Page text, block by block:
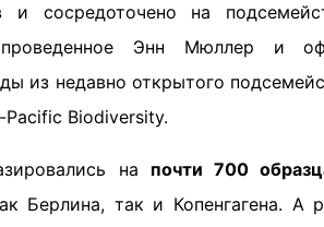
и сосредоточено на
Энн Мюллер и
из недавно открытого
Biodiversity.
на почти 700
Берлина, так и Копенгагена. А